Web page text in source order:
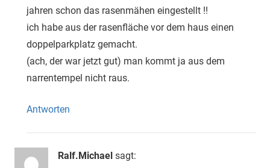
jahren schon das rasenmähen eingestellt !!
ich habe aus der rasenfläche vor dem haus einen
doppelparkplatz gemacht.
(ach, der war jetzt gut) man kommt ja aus dem
narrentempel nicht raus.
Antworten
Ralf.Michael sagt: